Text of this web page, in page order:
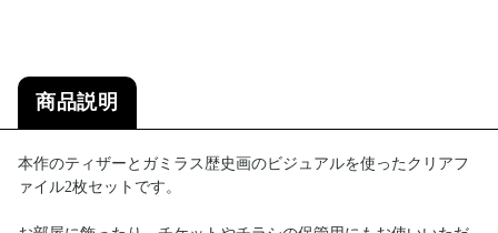
商品説明
本作のティザーとガミラス歴史画のビジュアルを使ったクリアフ
ァイル2枚セットです。